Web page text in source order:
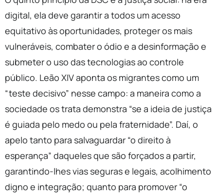
digital, ela deve garantir a todos um acesso
equitativo às oportunidades, proteger os mais
vulneráveis, combater o ódio e a desinformação e
submeter o uso das tecnologias ao controle
público. Leão XIV aponta os migrantes como um
“teste decisivo” nesse campo: a maneira como a
sociedade os trata demonstra “se a ideia de justiça
é guiada pelo medo ou pela fraternidade”. Daí, o
apelo tanto para salvaguardar “o direito à
esperança” daqueles que são forçados a partir,
garantindo-lhes vias seguras e legais, acolhimento
digno e integração; quanto para promover “o